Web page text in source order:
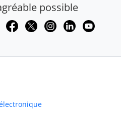
possible